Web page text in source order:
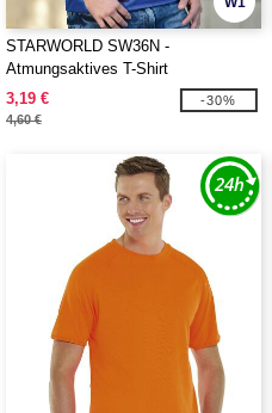
STARWORLD SW36N -
Atmungsaktives T-Shirt
3,19 €
4,60 €
-30%